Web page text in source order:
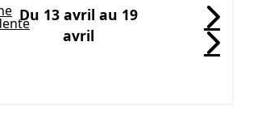
04-06 au 19-04-
Du 13 avril au 19
avril
(
(